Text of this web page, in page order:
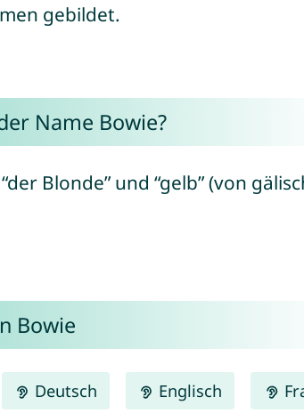
gebildet.
Name Bowie?
Blonde” und “gelb” (von
Bowie
Deutsch Englisch